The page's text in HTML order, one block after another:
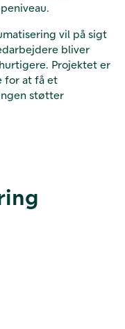
vil på sigt
bliver
Projektet er
for at få et
støtter